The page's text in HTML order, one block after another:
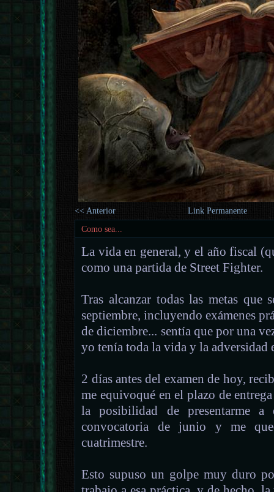
<< Anterior
Link Permanente
Como sea...
La vida en general, y el año fiscal
como una partida de Street Fighter.
Tras alcanzar todas las metas que
septiembre, incluyendo exámenes
de diciembre... sentía que por una
yo tenía toda la vida y la adversidad
2 días antes del examen de hoy,
me equivoqué en el plazo de
la posibilidad de presentarme a
convocatoria de junio y me
cuatrimestre.
Esto supuso un golpe muy duro